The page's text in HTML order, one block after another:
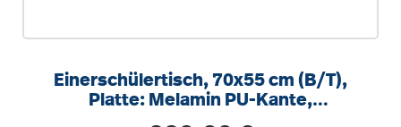
Einerschülertisch, 70x55 cm (B/T),
Platte: Melamin PU-Kante,